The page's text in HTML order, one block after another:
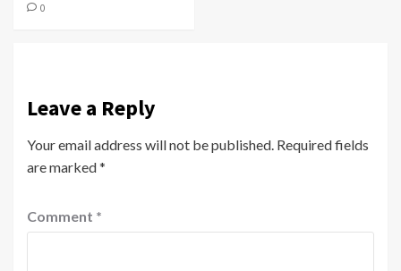
0
Leave a Reply
Your email address will not be published. Required fields
are marked*
Comment *